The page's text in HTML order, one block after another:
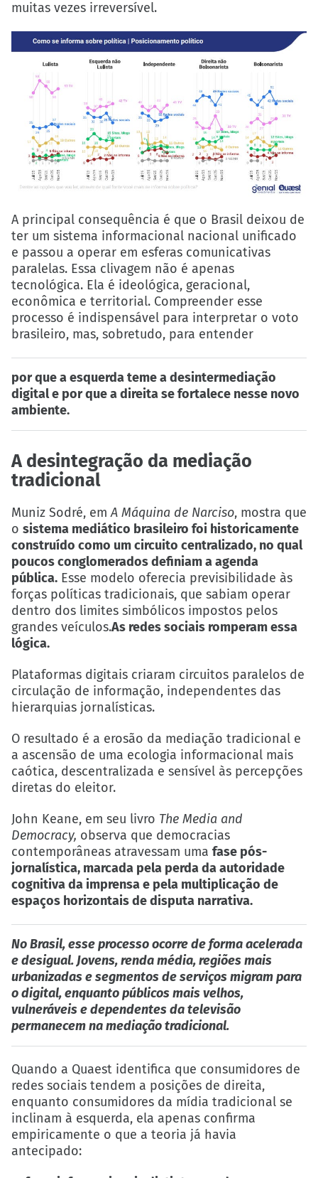
muitas vezes irreversível.
A principal consequência é que o Brasil deixou de
ter um sistema informacional nacional unificado
e passou a operar em esferas comunicativas
paralelas. Essa clivagem não é apenas
tecnológica. Ela é ideológica, geracional,
econômica e territorial. Compreender esse
processo é indispensável para interpretar o voto
brasileiro, mas, sobretudo, para entender
por que a esquerda teme a desintermediação
digital e por que a direita se fortalece nesse novo
ambiente.
A desintegração da mediação
tradicional
Muniz Sodré, emA Máquina de Narciso, mostra que
o sistema mediático brasileiro foi historicamente
construído como um circuito centralizado, no qual
poucos conglomerados definiam a agenda
pública. Esse modelo oferecia previsibilidade às
forças políticas tradicionais, que sabiam operar
dentro dos limites simbólicos impostos pelos
grandes veículos.As redes sociais romperam essa
lógica.
Plataformas digitais criaram circuitos paralelos de
circulação de informação, independentes das
hierarquias jornalísticas.
O resultado é a erosão da mediação tradicional e
a ascensão de uma ecologia informacional mais
caótica, descentralizada e sensível às percepções
diretas do eleitor.
John Keane, em seu livro The Media and
Democracy, observa que democracias
contemporâneas atravessam uma fase pós-
jornalística, marcada pela perda da autoridade
cognitiva da imprensa e pela multiplicação de
espaços horizontais de disputa narrativa.
No Brasil, esse processo ocorre de forma acelerada
e desigual. Jovens, renda média, regiões mais
urbanizadas e segmentos de serviços migram para
o digital, enquanto públicos mais velhos,
vulneráveis e dependentes da televisão
permanecem na mediação tradicional.
Quando a Quaest identifica que consumidores de
redes sociais tendem a posições de direita,
enquanto consumidores da mídia tradicional se
inclinam à esquerda, ela apenas confirma
empiricamente o que a teoria já havia
antecipado: